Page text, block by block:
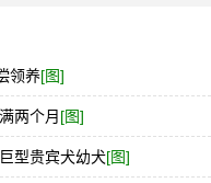
领养[图]
两个月 [图]
型贵宾犬幼犬[图]